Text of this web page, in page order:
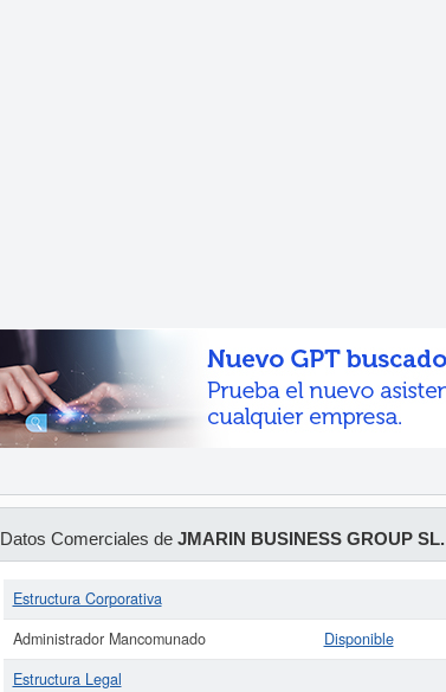
Datos Comerciales de JMARIN BUSINESS GROUP SL.
Estructura Corporativa
Administrador Mancomunado
Disponible
Estructura Legal